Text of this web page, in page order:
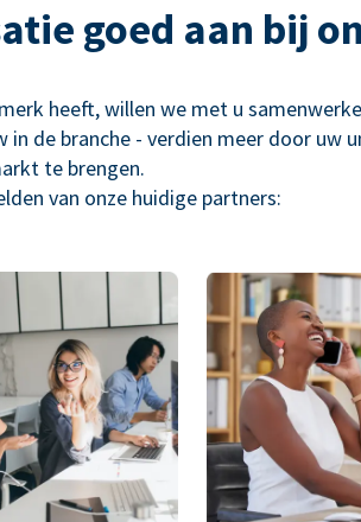
goed aan bij
heeft, willen we met u
de branche - verdien meer door uw
te brengen.
van onze huidige partners: